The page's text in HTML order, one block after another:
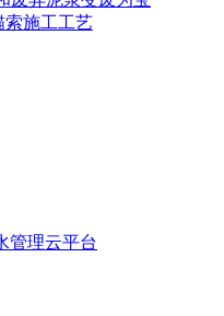
索施工工艺
管理云平台